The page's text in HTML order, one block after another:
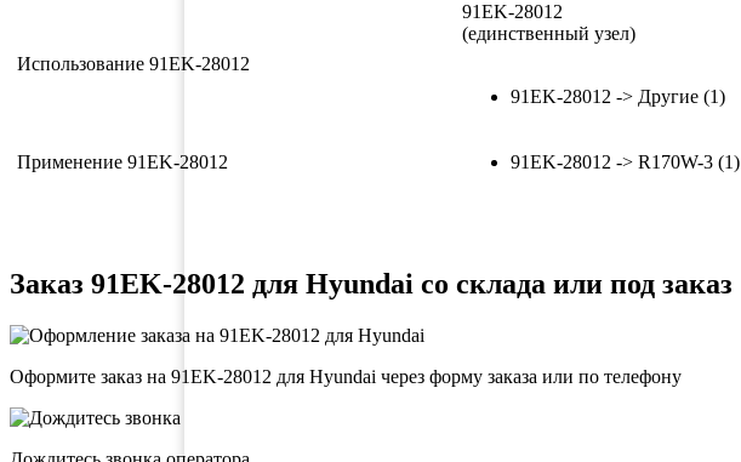
Использование 91EK-28012
91EK-28012
(единственный узел)
91EK-28012 -> Другие (1)
Применение 91EK-28012 91EK-28012 -> R170W-3 (1)
Заказ 91EK-28012 для Hyundai со склада или под заказ
Оформите заказ на 91EK-28012 для Hyundai через форму заказа или по телефону